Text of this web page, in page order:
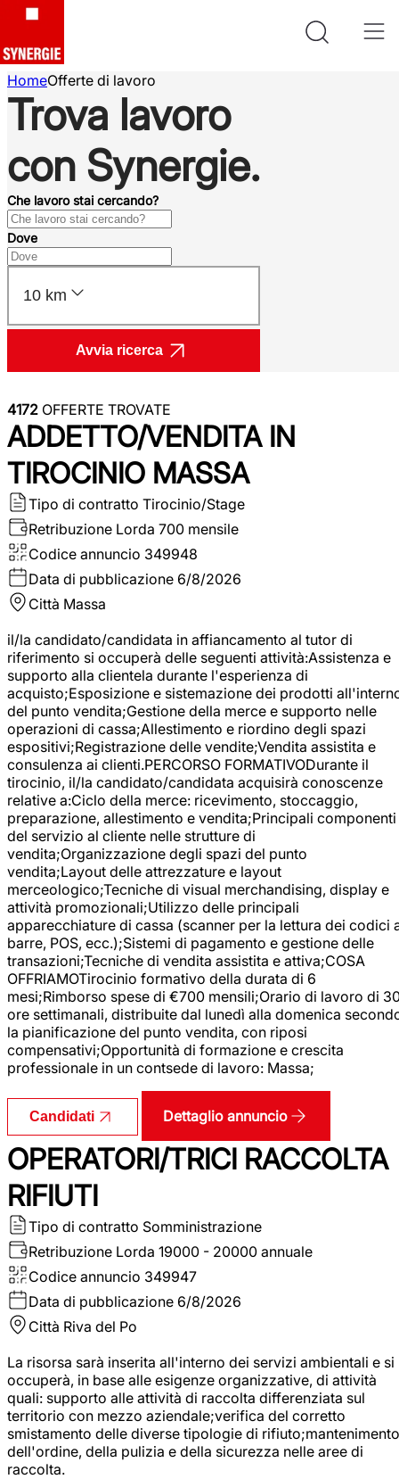
HomeOfferte di lavoro
Trova lavoro
con Synergie.
Che lavoro stai cercando?
Dove
10 km
Avvia ricerca
4172 OFFERTE TROVATE
ADDETTO/VENDITA IN
TIROCINIO MASSA
Tipo di contratto Tirocinio/Stage
Retribuzione Lorda 700 mensile
Codice annuncio 349948
Data di pubblicazione 6/8/2026
Città Massa
il/la candidato/candidata in affiancamento al tutor di
riferimento si occuperà delle seguenti attività:Assistenza e
supporto alla clientela durante l'esperienza di
acquisto;Esposizione e sistemazione dei prodotti
del punto vendita;Gestione della merce e supporto nelle
operazioni di cassa;Allestimento e riordino degli spazi
espositivi;Registrazione delle vendite;Vendita assistita e
consulenza ai clienti.PERCORSO FORMATIVODurante il
tirocinio, il/la candidato/candidata acquisirà conoscenze
relative a:Ciclo della merce: ricevimento, stoccaggio,
preparazione, allestimento e vendita;Principali componenti
del servizio al cliente nelle strutture di
vendita;Organizzazione degli spazi del punto
vendita;Layout delle attrezzature e layout
merceologico;Tecniche di visual merchandising, display e
attività promozionali;Utilizzo delle principali
apparecchiature di cassa (scanner per la lettura dei codici
barre, POS, ecc.);Sistemi di pagamento e gestione delle
transazioni;Tecniche di vendita assistita e attiva;COSA
OFFRIAMOTirocinio formativo della durata di 6
mesi;Rimborso spese di €700 mensili;Orario di lavoro di
ore settimanali, distribuite dal lunedì alla domenica
la pianificazione del punto vendita, con riposi
compensativi;Opportunità di formazione e crescita
professionale in un contsede di lavoro: Massa;
Candidati Dettaglio annuncio
OPERATORI/TRICI RACCOLTA
RIFIUTI
Tipo di contratto Somministrazione
Retribuzione Lorda 19000 - 20000 annuale
Codice annuncio 349947
Data di pubblicazione 6/8/2026
Città Riva del Po
La risorsa sarà inserita all'interno dei servizi ambientali e si
occuperà, in base alle esigenze organizzative, di attività
quali: supporto alle attività di raccolta differenziata sul
territorio con mezzo aziendale;verifica del corretto
smistamento delle diverse tipologie di rifiuto;mantenimento
dell'ordine, della pulizia e della sicurezza nelle aree di
raccolta.